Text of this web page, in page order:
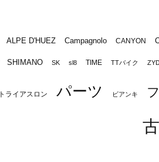
ALPE D'HUEZ Campagnolo CANYON
SHIMANO SK sl8 TIME TTバイク
トライアスロン パーツ ビアンキ
古